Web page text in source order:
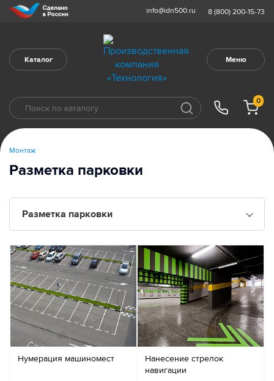
info@idn500.ru 8 (800) 200-15-73
Каталог Меню
0
Монтаж
Разметка парковки
Разметка парковки
Нумерация машиномест
Нанесение стрелок
навигации